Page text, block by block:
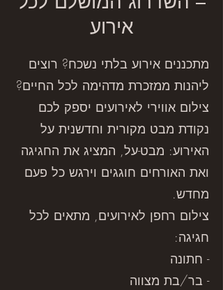
אירוע
מתכננים אירוע בלתי נשכח? רוצים
ליהנות ממזכרת מדהימה לכל החיים?
צילום אווירי לאירועים יספק לכם
נקודת מבט מקורית וחדשנית על
האירוע: מבט-על, המציג את החגיגה
ואת האורחים חוגגים וירגש כל פעם
מחדש.
צילום רחפן לאירועים, מתאים לכל
חגיגה:
- חתונה
- בר/בת מצווה